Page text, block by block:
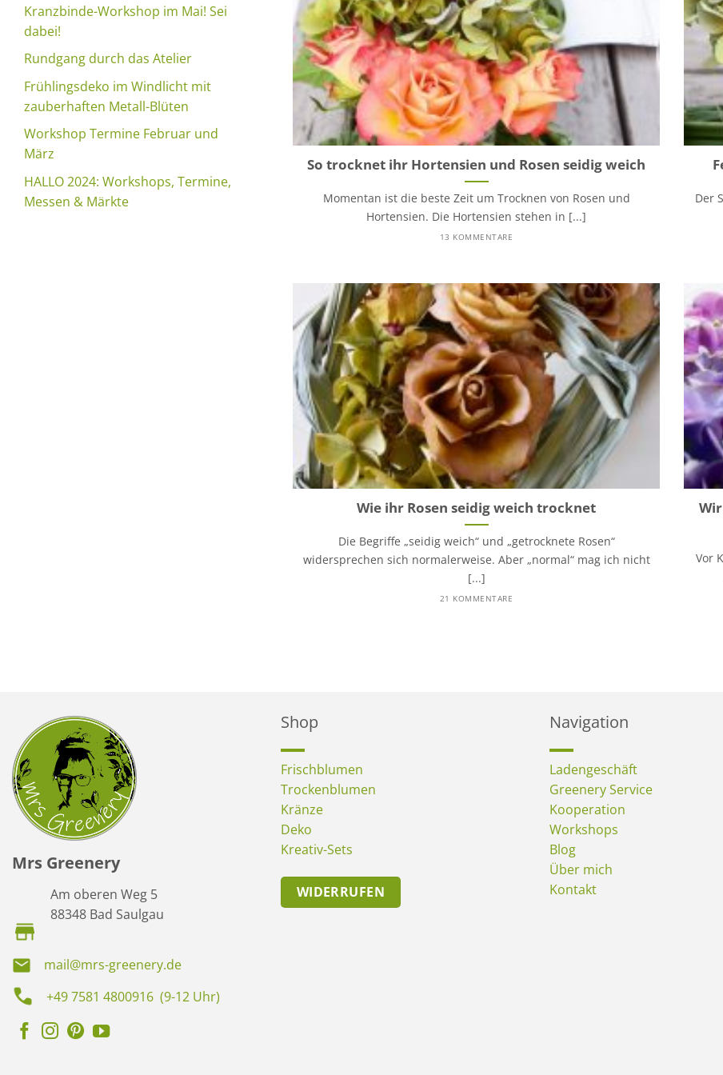
Kranzbinde-Workshop im Mai! Sei
dabei!
Rundgang durch das Atelier
Frühlingsdeko im Windlicht mit
zauberhaften Metall-Blüten
Workshop Termine Februar und
März
HALLO 2024: Workshops, Termine,
Messen & Märkte
So trocknet ihr Hortensien und Rosen seidig weich
Momentan ist die beste Zeit um Trocknen von Rosen und
Hortensien. Die Hortensien stehen in [...]
13 KOMMENTARE
Der
Wie ihr Rosen seidig weich trocknet
Die Begriffe „seidig weich“ und „getrocknete Rosen“
widersprechen sich normalerweise. Aber „normal“ mag ich nicht
[...]
21 KOMMENTARE
Vor
Mrs Greenery
Am oberen Weg 5
88348 Bad Saulgau
mail@mrs-greenery.de
+49 7581 4800916 (9-12 Uhr)
Shop
Frischblumen
Trockenblumen
Kränze
Deko
Kreativ-Sets
WIDERRUFEN
Navigation
Ladengeschäft
Greenery Service
Kooperation
Workshops
Blog
Über mich
Kontakt